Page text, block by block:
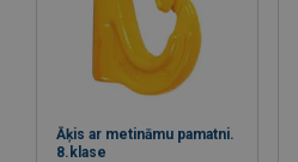
Āķis ar metināmu pamatni.
8.klase